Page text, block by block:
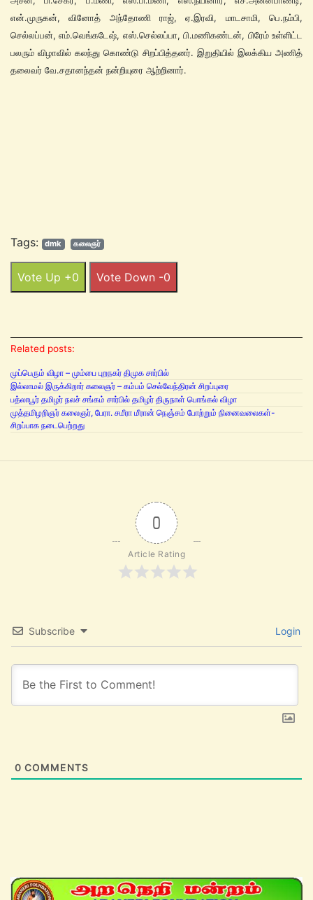
என்.முருகன், வினோத் அந்தோணி ராஜ், ஏ.இரவி, மாடசாமி, பெ.நம்பி,
செல்லப்பன், எம்.வெங்கடேஷ், எஸ்.செல்லப்பா, பி.மணிகண்டன், பிரேம் உள்ளிட்ட
பலரும் விழாவில் கலந்து கொண்டு சிறப்பித்தனர். இறுதியில் இலக்கிய அணித்
தலைவர் வே.சதானந்தன் நன்றியுரை ஆற்றினார்.
Tags: dmk கலைஞர்
Vote Up +0 Vote Down -0
Related posts:
முப்பெரும் விழா – மும்பை புறநகர் திமுக சார்பில்
இல்லாமல் இருக்கிறார் கலைஞர் – கம்பம் செல்வேந்திரன் சிறப்புரை
பத்லாபூர் தமிழர் நலச் சங்கம் சார்பில் தமிழர் திருநாள் பொங்கல் விழா
முத்தமிழறிஞர் கலைஞர், பேரா. சமீரா மீரான் நெஞ்சம் போற்றும் நினைவலைகள்-
சிறப்பாக நடைபெற்றது
0
Article Rating
Subscribe Login
0 COMMENTS